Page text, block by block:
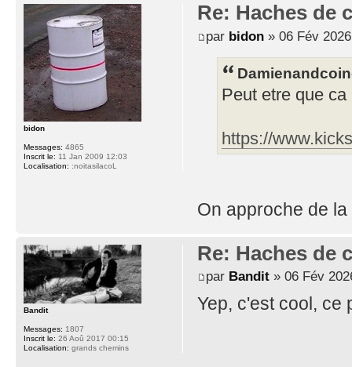
Re: Haches de
par bidon» 06 Fév
Peut etre que
https://
On approche de
bidon
Messages: 4865
Inscrit le: 11 Jan 2009 12:03
Localisation: :noitasilacoL
Re: Haches de
par Bandit» 06 Fév
Yep, c'est cool,
Bandit
Messages: 1807
Inscrit le: 26 Aoû 2017 00:15
Localisation: grands chemins